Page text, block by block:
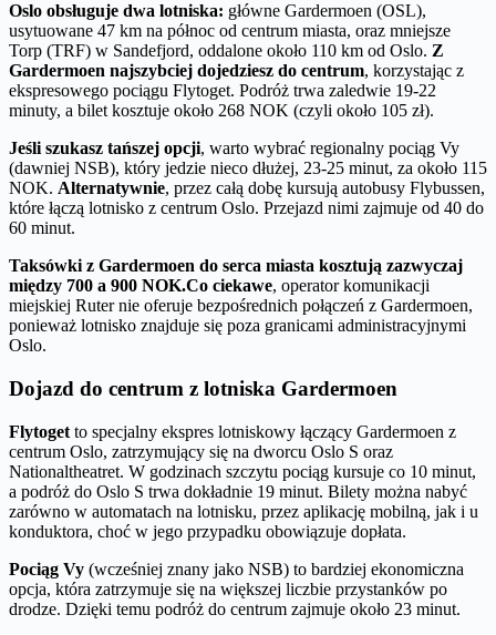
Oslo obsługuje dwa lotniska: główne Gardermoen (OSL),
usytuowane 47 km na północ od centrum miasta, oraz mniejsze
Torp (TRF) w Sandefjord, oddalone około 110 km od Oslo. Z
Gardermoen najszybciej dojedziesz do centrum, korzystając z
ekspresowego pociągu Flytoget. Podróż trwa zaledwie 19-22
minuty, a bilet kosztuje około 268 NOK (czyli około 105 zł).
Jeśli szukasz tańszej opcji, warto wybrać regionalny pociąg Vy
(dawniej NSB), który jedzie nieco dłużej, 23-25 minut, za około 115
NOK. Alternatywnie, przez całą dobę kursują autobusy Flybussen,
które łączą lotnisko z centrum Oslo. Przejazd nimi zajmuje od 40 do
60 minut.
Taksówki z Gardermoen do serca miasta kosztują zazwyczaj
między 700 a 900 NOK.Co ciekawe, operator komunikacji
miejskiej Ruter nie oferuje bezpośrednich połączeń z Gardermoen,
ponieważ lotnisko znajduje się poza granicami administracyjnymi
Oslo.
Dojazd do centrum z lotniska Gardermoen
Flytoget to specjalny ekspres lotniskowy łączący Gardermoen z
centrum Oslo, zatrzymujący się na dworcu Oslo S oraz
Nationaltheatret. W godzinach szczytu pociąg kursuje co 10 minut,
a podróż do Oslo S trwa dokładnie 19 minut. Bilety można nabyć
zarówno w automatach na lotnisku, przez aplikację mobilną, jak i u
konduktora, choć w jego przypadku obowiązuje dopłata.
Pociąg Vy (wcześniej znany jako NSB) to bardziej ekonomiczna
opcja, która zatrzymuje się na większej liczbie przystanków po
drodze. Dzięki temu podróż do centrum zajmuje około 23 minut.